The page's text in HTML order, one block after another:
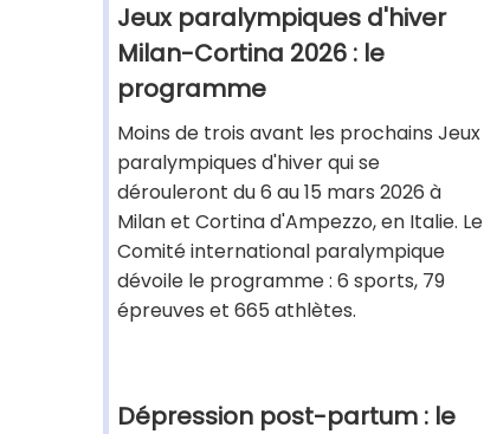
Jeux paralympiques d'hiver
Milan-Cortina 2026 : le
programme
Moins de trois avant les prochains Jeux
paralympiques d'hiver qui se
dérouleront du 6 au 15 mars 2026 à
Milan et Cortina d'Ampezzo, en Italie. Le
Comité international paralympique
dévoile le programme : 6 sports, 79
épreuves et 665 athlètes.
Dépression post-partum : le